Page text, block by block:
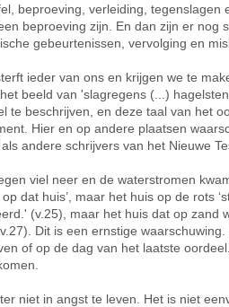
beproeving, verleiding, tegenslagen
beproeving zijn. En dan zijn er nog
gebeurtenissen, vervolging en
ieder van ons en krijgen we te
beeld van 'slagregens (...)
te beschrijven, en deze taal van het
Hier en op andere plaatsen
andere schrijvers van het Nieuwe
viel neer en de waterstromen
dat huis’, maar het huis op de rots
(v.25), maar het huis dat op zand
Dit is een ernstige
of op de dag van het laatste
niet in angst te leven. Het is niet